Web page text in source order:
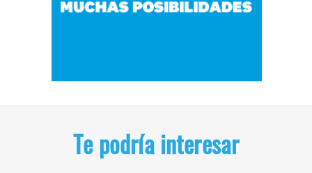
Te podría interesar